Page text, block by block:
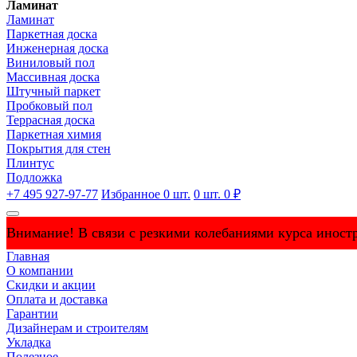
Ламинат
Ламинат
Паркетная доска
Инженерная доска
Виниловый пол
Массивная доска
Штучный паркет
Пробковый пол
Террасная доска
Паркетная химия
Покрытия для стен
Плинтус
Подложка
+7 495 927-97-77 Избранное 0 шт. 0 шт. 0 ₽
Внимание! В связи с резкими колебаниями курса
Главная
О компании
Скидки и акции
Оплата и доставка
Гарантии
Дизайнерам и строителям
Укладка